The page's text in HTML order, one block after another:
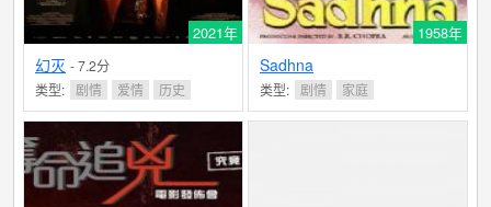
2021年
幻灭 - 7.2分
类型: 剧情 爱情 历史
1958年
Sadhna
类型: 剧情 家庭